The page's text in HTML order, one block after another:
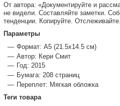
От автора: «Документируйте и
не видели. Составляйте заметки.
тенденции. Копируйте.
Параметры
Формат: A5 (21.5x14.5 см)
Автор: Кери Смит
Год: 2015
Бумага: 208 страниц
Переплет: Мягкая обложка
Теги товара